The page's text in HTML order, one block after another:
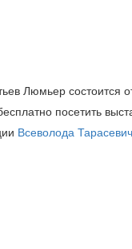
Люмьер состоится
посетить
Всеволода